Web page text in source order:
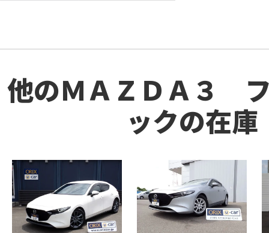
他のＭＡＺＤＡ３
ックの在庫